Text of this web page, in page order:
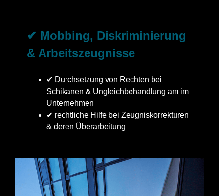
✔ Mobbing, Diskriminierung
& Arbeitszeugnisse
✔ Durchsetzung von Rechten bei
Schikanen & Ungleichbehandlung am im
Unternehmen
✔ rechtliche Hilfe bei Zeugniskorrekturen
& deren Überarbeitung